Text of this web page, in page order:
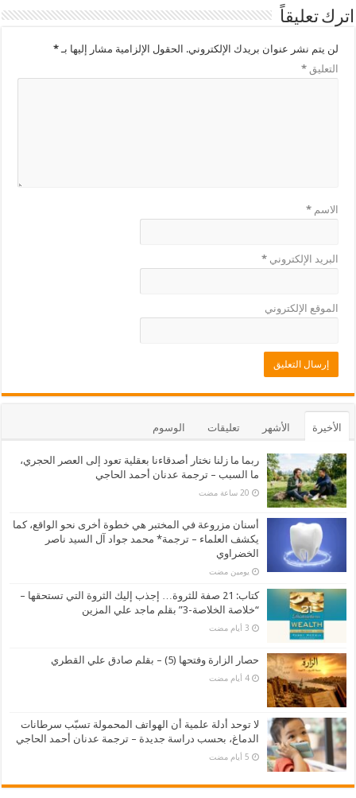
اترك تعليقاً
لن يتم نشر عنوان بريدك الإلكتروني. الحقول الإلزامية مشار إليها بـ*
التعليق*
الاسم*
البريد الإلكتروني*
الموقع الإلكتروني
الأخيرة الأشهر تعليقات الوسوم
ربما ما زلنا نختار أصدقاءنا بعقلية تعود إلى العصر الحجري،
ما السبب – ترجمة عدنان أحمد الحاجي
أسنان مزروعة في المختبر هي خطوة أخرى نحو الواقع، كما
يكشف العلماء – ترجمة* محمد جواد آل السيد ناصر
الخضراوي
‏يومين مضت
كتاب: 21 صفة للثروة… إجذب إليك الثروة التي تستحقها –
“خلاصة الخلاصة-3” بقلم ماجد علي المزين
حصار الزارة وفتحها (5) – بقلم صادق علي القطري
‏4 أيام مضت
لا توحد أدلة علمية أن الهواتف المحمولة تسبّب سرطانات
الدماغ، بحسب دراسة جديدة – ترجمة عدنان أحمد الحاجي